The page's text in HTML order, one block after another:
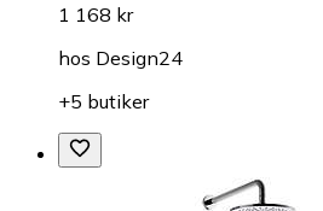
1 168 kr
hos Design24
+5 butiker